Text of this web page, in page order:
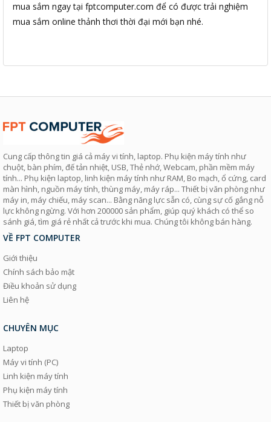
mua sắm ngay tại fptcomputer.com để có được trải nghiệm
mua sắm online thảnh thơi thời đại mới bạn nhé.
Cung cấp thông tin giá cả máy vi tính, laptop. Phụ kiện máy tính như
chuột, bàn phím, đế tản nhiệt, USB, Thẻ nhớ, Webcam, phần mềm máy
tính... Phụ kiện laptop, linh kiện máy tính như RAM, Bo mạch, ổ cứng, card
màn hình, nguồn máy tính, thùng máy, máy ráp... Thiết bị văn phòng như
máy in, máy chiếu, máy scan... Bằng năng lực sẵn có, cùng sự cố gắng nỗ
lực không ngừng. Với hơn 200000 sản phẩm, giúp quý khách có thể so
sánh giá, tìm giá rẻ nhất cả trước khi mua. Chúng tôi không bán hàng.
VỀ FPT COMPUTER
Giới thiệu
Chính sách bảo mật
Điều khoản sử dụng
Liên hệ
CHUYÊN MỤC
Laptop
Máy vi tính (PC)
Linh kiện máy tính
Phụ kiện máy tính
Thiết bị văn phòng